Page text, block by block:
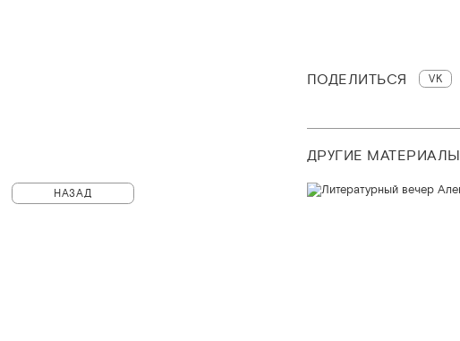
ПОДЕЛИТЬСЯ VK
ДРУГИЕ МАТЕРИАЛЫ
НАЗАД